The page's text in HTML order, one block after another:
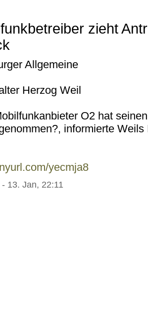
zieht
Allgemeine
Herzog Weil
O2 hat
informierte
yecmja8
- 13. Jan, 22:11